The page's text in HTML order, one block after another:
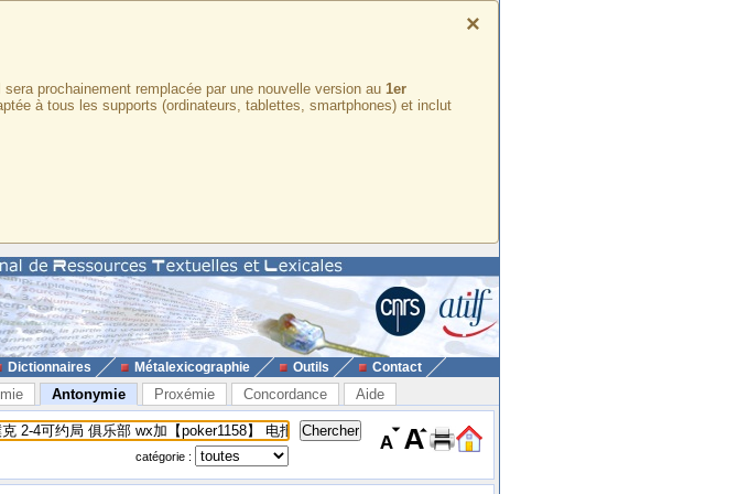
×
prochainement remplacée par une nouvelle version au 1er
à tous les supports (ordinateurs, tablettes, smartphones) et inclut
Dictionnaires Métalexicographie Outils Contact
Antonymie Proxémie Concordance Aide
catégorie :